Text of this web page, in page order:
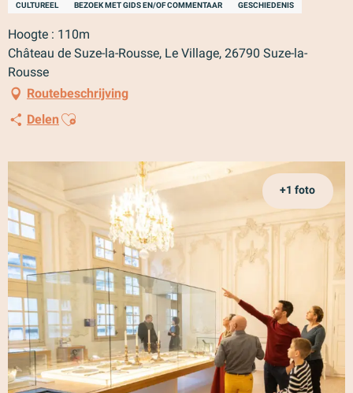
CULTUREEL BEZOEK MET GIDS EN/OF COMMENTAAR GESCHIEDENIS
Hoogte : 110m
Château de Suze-la-Rousse, Le Village, 26790 Suze-la-
Rousse
Routebeschrijving
Delen Ajouter aux favoris
+1 foto